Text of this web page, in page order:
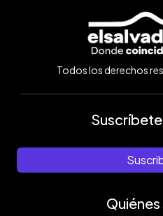
Todos los derechos